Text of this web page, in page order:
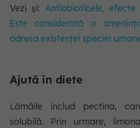
Vezi și: Antiobioticele, efecte
Este considerată o
adresa existenței speciei
Ajută în diete
Lămâile includ pectina,
solubilă. Prin urmare,